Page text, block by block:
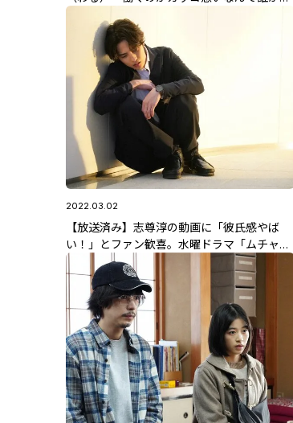
った？～」出演者情報やあらすじを大公開！
2022.03.02
【放送済み】志尊淳の動画に「彼氏感やば
い！」とファン歓喜。水曜ドラマ「ムチャブ
リ！」第8話のあらすじも公開！